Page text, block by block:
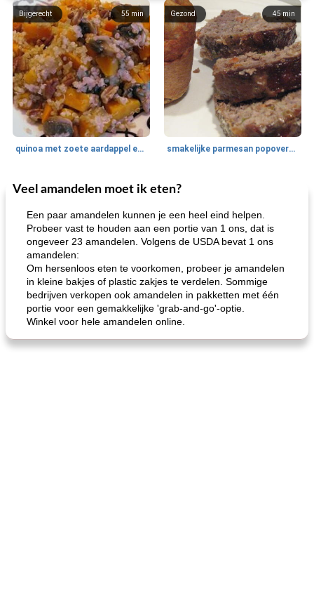
55 min
Bijgerecht
quinoa met zoete aardappel en champignons
45min
Gezond
smakelijke parmesan popovers (gezonder!)
40min
One Dish Meal
gemakkelijke rijst en hamburger een gerecht diner
Soepen, stoofschotels en Chili
Veel amandelen moet ik eten?
Een paar amandelen kunnen je een heel eind helpen.
Probeer vast te houden aan een portie van 1 ons, dat is
ongeveer 23 amandelen. Volgens de USDA bevat 1 ons
amandelen:
Om hersenloos eten te voorkomen, probeer je amandelen
in kleine bakjes of plastic zakjes te verdelen. Sommige
bedrijven verkopen ook amandelen in pakketten met één
portie voor een gemakkelijke 'grab-and-go'-optie.
Winkel voor hele amandelen online.